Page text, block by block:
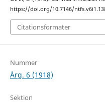
https://doi.org/10.7146/
Citationsformater
Nummer
Årg. 6 (1918)
Sektion